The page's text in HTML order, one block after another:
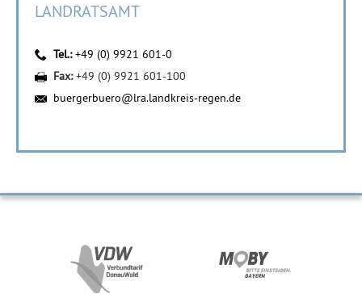
LANDRATSAMT
Tel.:+49 (0) 9921 601-0
Fax:+49 (0) 9921 601-100
buergerbuero@lra.landkreis-regen.de